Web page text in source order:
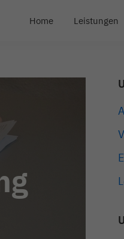
Home Leistungen